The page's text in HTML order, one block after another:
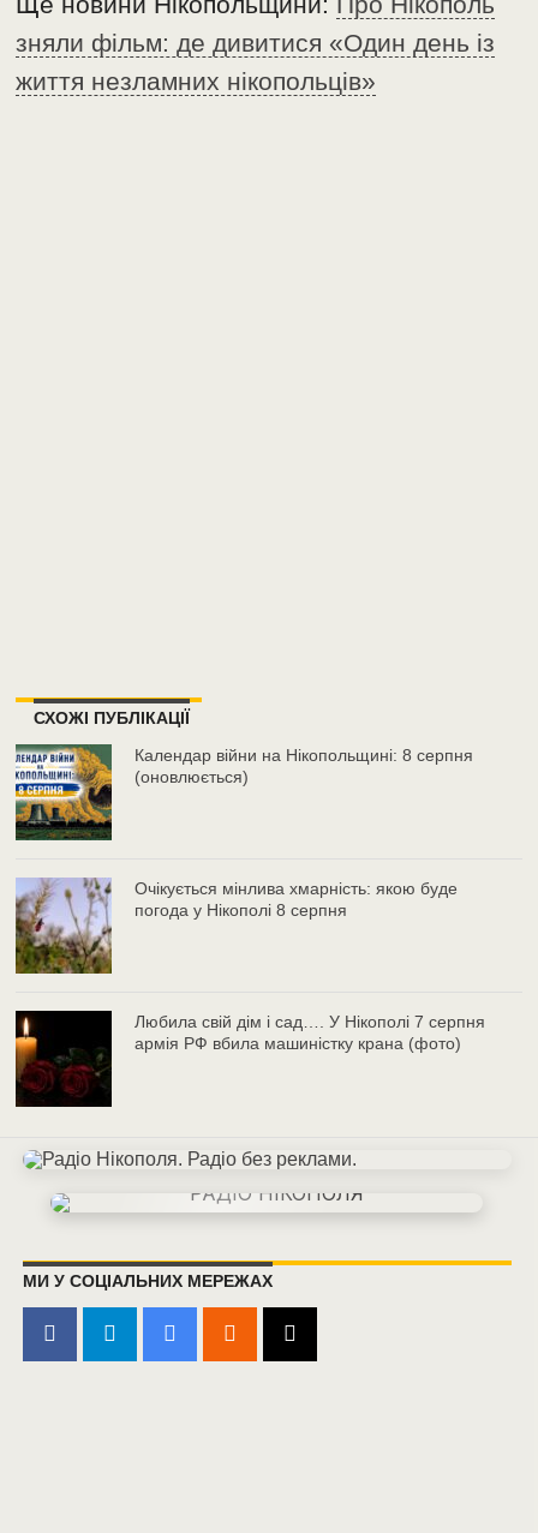
зняли фільм: де дивитися «Один день із
життя незламних нікопольців»
СХОЖІ ПУБЛІКАЦІЇ
Календар війни на Нікопольщині: 8 серпня
(оновлюється)
Очікується мінлива хмарність: якою буде
погода у Нікополі 8 серпня
Любила свій дім і сад…. У Нікополі 7 серпня
армія РФ вбила машиністку крана (фото)
МИ У СОЦІАЛЬНИХ МЕРЕЖАХ